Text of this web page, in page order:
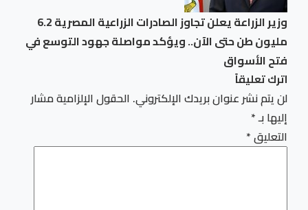
وزير الزراعة يعلن تجاوز الصادرات الزراعية المصرية 6.2
مليون طن حتى الآن.. ويؤكد مواصلة جهود التوسع في
فتح الأسواق
اترك تعليقاً
لن يتم نشر عنوان بريدك الإلكتروني. الحقول الإلزامية مشار
إليها بـ*
التعليق*